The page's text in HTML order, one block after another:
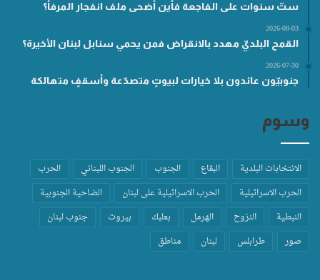
ستّ سنوات على الفاجعة فأين أضحى ملف انفجار المرفأ؟
2026-08-03
القمح البلديّ مهدد بالانقراض فمن يحمي سنابل لبنان الأخيرة؟
2026-07-30
جنوبيّون عائدون بلا خيارات لبيوتٍ متصدّعة وأسقفٍ متهالكة
وسوم
الانتخابات البلدية البقاع الجنوب الجنوب اللبناني
الحرب
الحرب الاسرائيلية
الحرب الاسرائيلية على لبنان
الضاحية الجنوبية
النبطية
النزوح الهرمل بعلبك بيروت
جنوب لبنان
صور
طرابلس لبنان مناطق